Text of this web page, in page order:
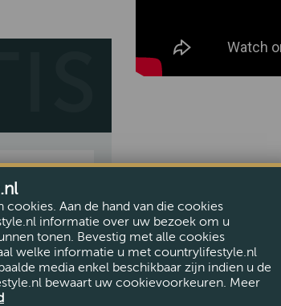
Aan de hand van die cookies
informatie over uw bezoek om u
tonen. Bevestig met alle cookies
welke informatie u met countrylifestyle.nl
media enkel beschikbaar zijn indien u de
bewaart uw cookievoorkeuren. Meer